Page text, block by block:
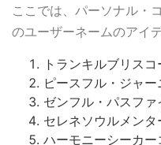
ここでは、パーソナル・
のユーザーネームのアイ
トランキルブリスコ
ピースフル・ジャー
ゼンフル・パスファ
セレネソウルメンタ
ハーモニーシーカー